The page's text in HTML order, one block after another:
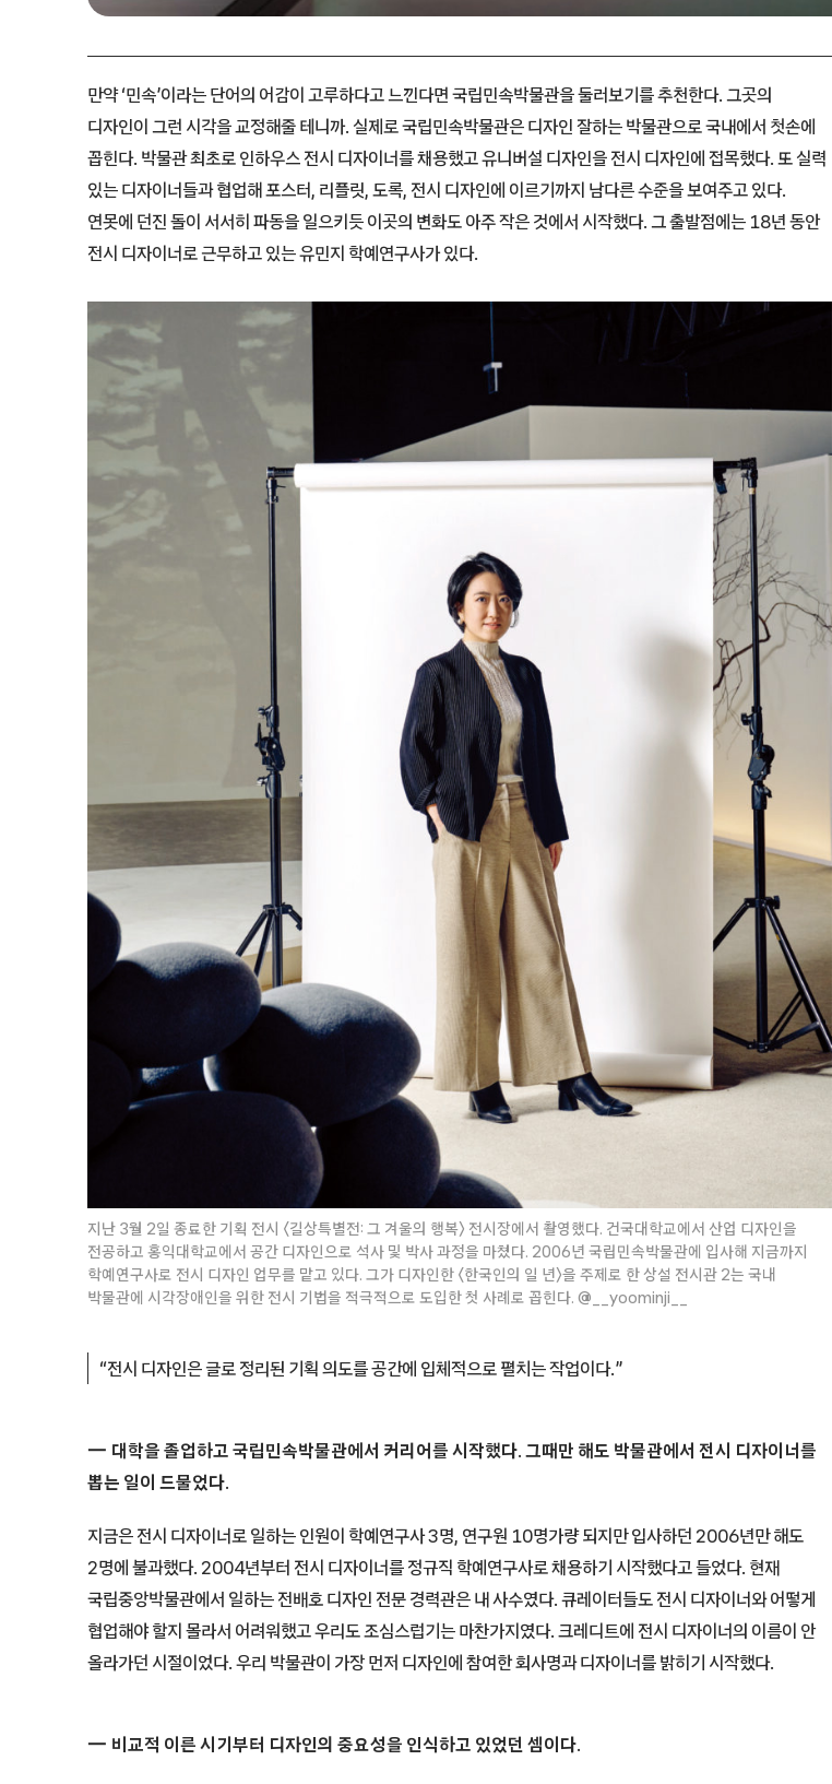
만약 ‘민속’이라는 단어의 어감이 고루하다고 느낀다면 국립민속박물관을 둘러보기를 추천한다. 그곳의
디자인이 그런 시각을 교정해줄 테니까. 실제로 국립민속박물관은 디자인 잘하는 박물관으로 국내에서 첫손에
꼽힌다. 박물관 최초로 인하우스 전시 디자이너를 채용했고 유니버설 디자인을 전시 디자인에 접목했다. 또 실력
있는 디자이너들과 협업해 포스터, 리플릿, 도록, 전시 디자인에 이르기까지 남다른 수준을 보여주고 있다.
연못에 던진 돌이 서서히 파동을 일으키듯 이곳의 변화도 아주 작은 것에서 시작했다. 그 출발점에는 18년 동안
전시 디자이너로 근무하고 있는 유민지 학예연구사가 있다.
지난 3월 2일 종료한 기획 전시 〈길상특별전: 그 겨울의 행복〉 전시장에서 촬영했다. 건국대학교에서 산업 디자인을
전공하고 홍익대학교에서 공간 디자인으로 석사 및 박사 과정을 마쳤다. 2006년 국립민속박물관에 입사해 지금까지
학예연구사로 전시 디자인 업무를 맡고 있다. 그가 디자인한 〈한국인의 일 년〉을 주제로 한 상설 전시관 2는 국내
박물관에 시각장애인을 위한 전시 기법을 적극적으로 도입한 첫 사례로 꼽힌다. @__yoominji__
“전시 디자인은 글로 정리된 기획 의도를 공간에 입체적으로 펼치는 작업이다.”
대학을 졸업하고 국립민속박물관에서 커리어를 시작했다. 그때만 해도 박물관에서 전시 디자이너를
뽑는 일이 드물었다.
지금은 전시 디자이너로 일하는 인원이 학예연구사 3명, 연구원 10명가량 되지만 입사하던 2006년만 해도
2명에 불과했다. 2004년부터 전시 디자이너를 정규직 학예연구사로 채용하기 시작했다고 들었다. 현재
국립중앙박물관에서 일하는 전배호 디자인 전문 경력관은 내 사수였다. 큐레이터들도 전시 디자이너와 어떻게
협업해야 할지 몰라서 어려워했고 우리도 조심스럽기는 마찬가지였다. 크레디트에 전시 디자이너의 이름이 안
올라가던 시절이었다. 우리 박물관이 가장 먼저 디자인에 참여한 회사명과 디자이너를 밝히기 시작했다.
비교적 이른 시기부터 디자인의 중요성을 인식하고 있었던 셈이다.